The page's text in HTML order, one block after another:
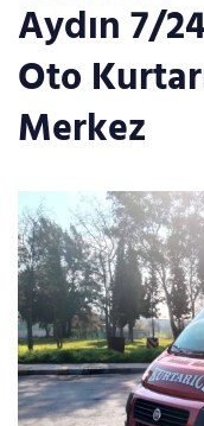
Aydın 7/
Oto
Merkez